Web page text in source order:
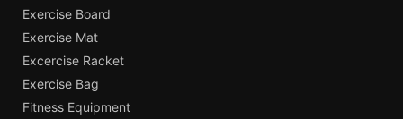
Exercise Board
Exercise Mat
Excercise Racket
Exercise Bag
Fitness Equipment